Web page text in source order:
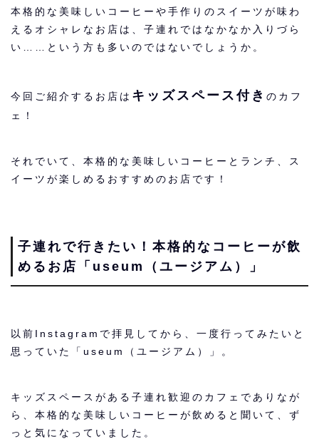
本格的な美味しいコーヒーや手作りのスイーツが味わ
えるオシャレなお店は、子連れではなかなか入りづら
い……という方も多いのではないでしょうか。
今回ご紹介するお店は キッズスペース付き のカフ
ェ！
それでいて、本格的な美味しいコーヒーとランチ、ス
イーツが楽しめるおすすめのお店です！
子連れで行きたい！本格的なコーヒーが飲
めるお店「useum（ユージアム）」
以前Instagramで拝見してから、一度行ってみたいと
思っていた「useum（ユージアム）」。
キッズスペースがある子連れ歓迎のカフェでありなが
ら、本格的な美味しいコーヒーが飲めると聞いて、ず
っと気になっていました。